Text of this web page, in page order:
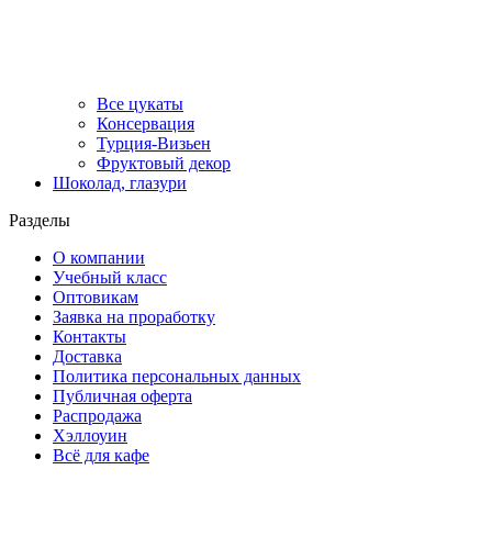
Все цукаты
Консервация
Турция-Визьен
Фруктовый декор
Шоколад, глазури
Разделы
О компании
Учебный класс
Оптовикам
Заявка на проработку
Контакты
Доставка
Политика персональных данных
Публичная оферта
Распродажа
Хэллоуин
Всё для кафе